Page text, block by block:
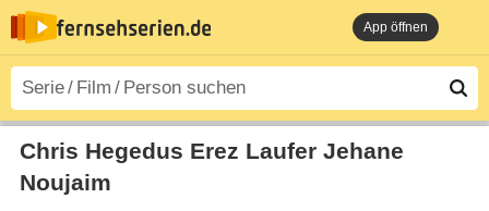
App öffnen
Chris Hegedus Erez Laufer Jehane
Noujaim